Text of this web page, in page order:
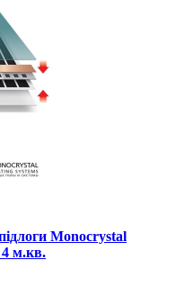
Monocrystal
4 м.кв.